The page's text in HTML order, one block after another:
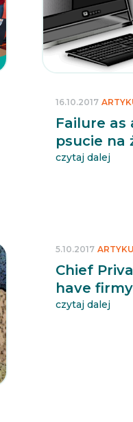
Failure as
psucie na
16.10.2017
czytaj dalej
Chief
have
5.10.2017
czytaj dalej